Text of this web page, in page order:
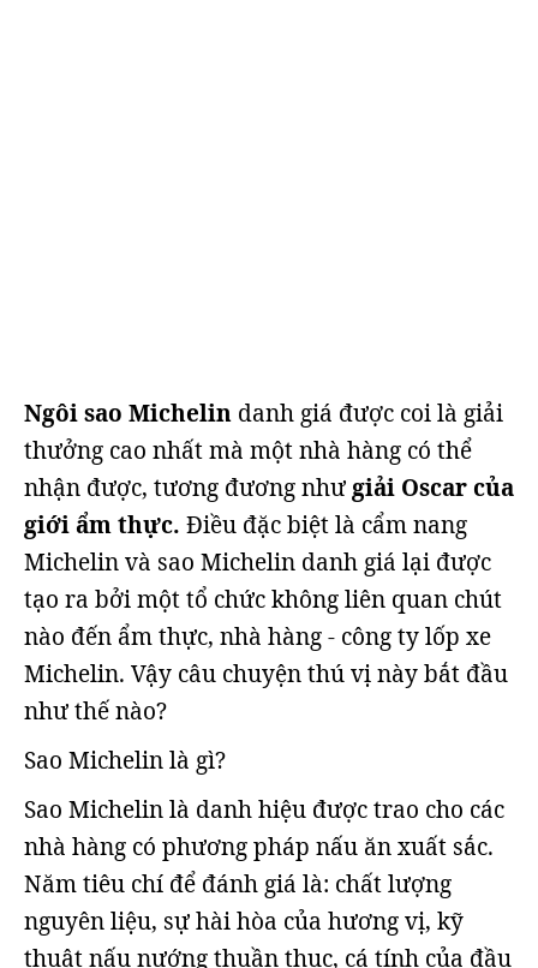
Ngôi sao Michelin danh giá được coi là giải
thưởng cao nhất mà một nhà hàng có thể
nhận được, tương đương như giải Oscar của
giới ẩm thực. Điều đặc biệt là cẩm nang
Michelin và sao Michelin danh giá lại được
tạo ra bởi một tổ chức không liên quan chút
nào đến ẩm thực, nhà hàng - công ty lốp xe
Michelin. Vậy câu chuyện thú vị này bắt đầu
như thế nào?
Sao Michelin là gì?
Sao Michelin là danh hiệu được trao cho các
nhà hàng có phương pháp nấu ăn xuất sắc.
Năm tiêu chí để đánh giá là: chất lượng
nguyên liệu, sự hài hòa của hương vị, kỹ
thuật nấu nướng thuần thục, cá tính của đầu